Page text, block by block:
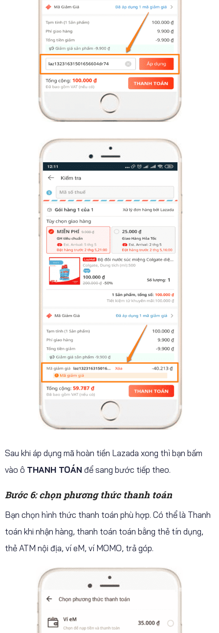
Sau khi áp dụng mã hoàn tiền Lazada xong thì bạn bấm
vào ô THANH TOÁN để sang bước tiếp theo.
Bước 6: chọn phương thức thanh toán
Bạn chọn hình thức thanh toán phù hợp. Có thể là Thanh
toán khi nhận hàng, thanh toán toán bằng thẻ tín dụng,
thẻ ATM nội địa, ví eM, ví MOMO, trả góp.